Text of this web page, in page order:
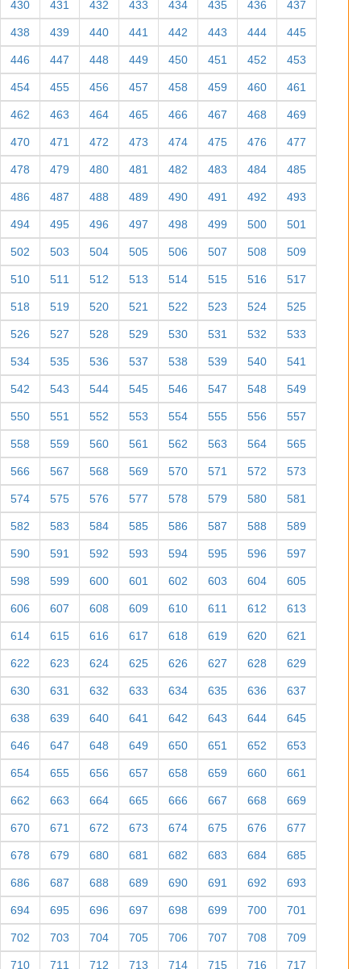
430 431 432 433 434 435 436 437
438 439 440 441 442 443 444 445
446 447 448 449 450 451 452 453
454 455 456 457 458 459 460 461
462 463 464 465 466 467 468 469
470 471 472 473 474 475 476 477
478 479 480 481 482 483 484 485
486 487 488 489 490 491 492 493
494 495 496 497 498 499 500 501
502 503 504 505 506 507 508 509
510 511 512 513 514 515 516 517
518 519 520 521 522 523 524 525
526 527 528 529 530 531 532 533
534 535 536 537 538 539 540 541
542 543 544 545 546 547 548 549
550 551 552 553 554 555 556 557
558 559 560 561 562 563 564 565
566 567 568 569 570 571 572 573
574 575 576 577 578 579 580 581
582 583 584 585 586 587 588 589
590 591 592 593 594 595 596 597
598 599 600 601 602 603 604 605
606 607 608 609 610 611 612 613
614 615 616 617 618 619 620 621
622 623 624 625 626 627 628 629
630 631 632 633 634 635 636 637
638 639 640 641 642 643 644 645
646 647 648 649 650 651 652 653
654 655 656 657 658 659 660 661
662 663 664 665 666 667 668 669
670 671 672 673 674 675 676 677
678 679 680 681 682 683 684 685
686 687 688 689 690 691 692 693
694 695 696 697 698 699 700 701
702 703 704 705 706 707 708 709
710 711 712 713 714 715 716 717